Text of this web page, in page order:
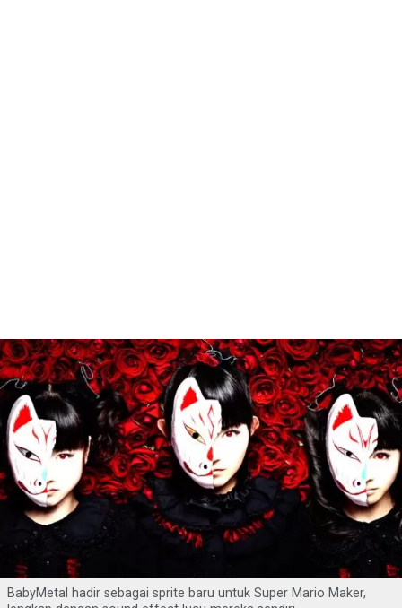
BabyMetal hadir sebagai sprite baru untuk Super Mario Maker,